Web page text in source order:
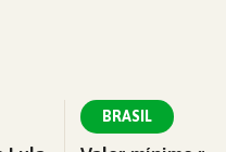
BRASIL